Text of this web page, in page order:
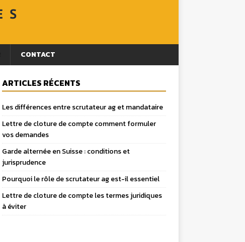
CONTACT
ARTICLES RÉCENTS
Les différences entre scrutateur ag et mandataire
Lettre de cloture de compte comment formuler
vos demandes
Garde alternée en Suisse : conditions et
jurisprudence
Pourquoi le rôle de scrutateur ag est-il essentiel
Lettre de cloture de compte les termes juridiques
à éviter